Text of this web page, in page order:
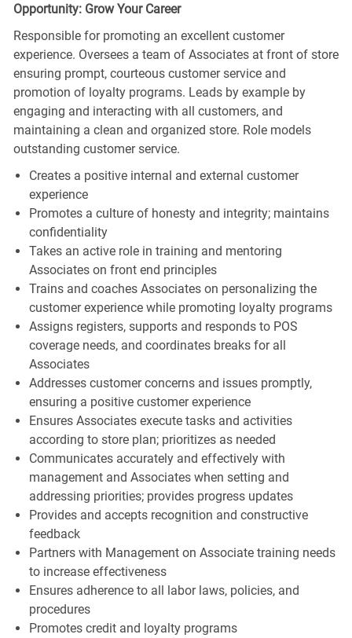
Opportunity: Grow Your Career
Responsible for promoting an excellent customer
experience. Oversees a team of Associates at front of store
ensuring prompt, courteous customer service and
promotion of loyalty programs. Leads by example by
engaging and interacting with all customers, and
maintaining a clean and organized store. Role models
outstanding customer service.
Creates a positive internal and external customer
experience
Promotes a culture of honesty and integrity; maintains
confidentiality
Takes an active role in training and mentoring
Associates on front end principles
Trains and coaches Associates on personalizing the
customer experience while promoting loyalty programs
Assigns registers, supports and responds to POS
coverage needs, and coordinates breaks for all
Associates
Addresses customer concerns and issues promptly,
ensuring a positive customer experience
Ensures Associates execute tasks and activities
according to store plan; prioritizes as needed
Communicates accurately and effectively with
management and Associates when setting and
addressing priorities; provides progress updates
Provides and accepts recognition and constructive
feedback
Partners with Management on Associate training needs
to increase effectiveness
Ensures adherence to all labor laws, policies, and
procedures
Promotes credit and loyalty programs